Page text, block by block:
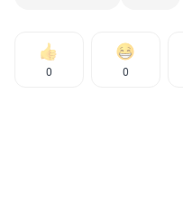
0 0